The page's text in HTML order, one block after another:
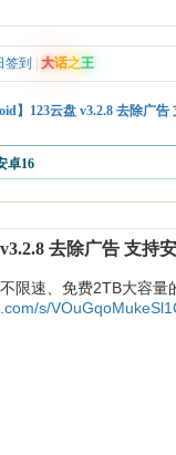
签到 大话之王
】123云盘 v3.2.8 去除广告
卓16
去除广告 支持
限速、免费2TB大容
s/